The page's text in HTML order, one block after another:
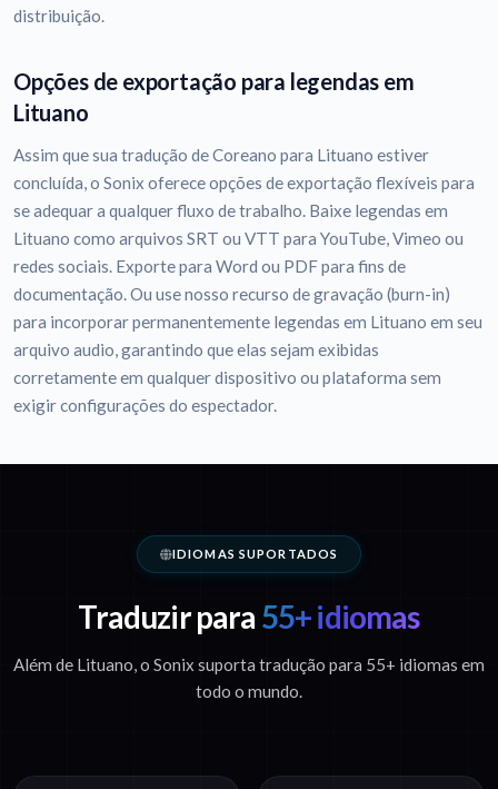
distribuição.
Opções de exportação para legendas em
Lituano
Assim que sua tradução de Coreano para Lituano estiver
concluída, o Sonix oferece opções de exportação flexíveis para
se adequar a qualquer fluxo de trabalho. Baixe legendas em
Lituano como arquivos SRT ou VTT para YouTube, Vimeo ou
redes sociais. Exporte para Word ou PDF para fins de
documentação. Ou use nosso recurso de gravação (burn-in)
para incorporar permanentemente legendas em Lituano em seu
arquivo audio, garantindo que elas sejam exibidas
corretamente em qualquer dispositivo ou plataforma sem
exigir configurações do espectador.
IDIOMAS SUPORTADOS
Traduzir para 55+ idiomas
Além de Lituano, o Sonix suporta tradução para 55+ idiomas em
todo o mundo.